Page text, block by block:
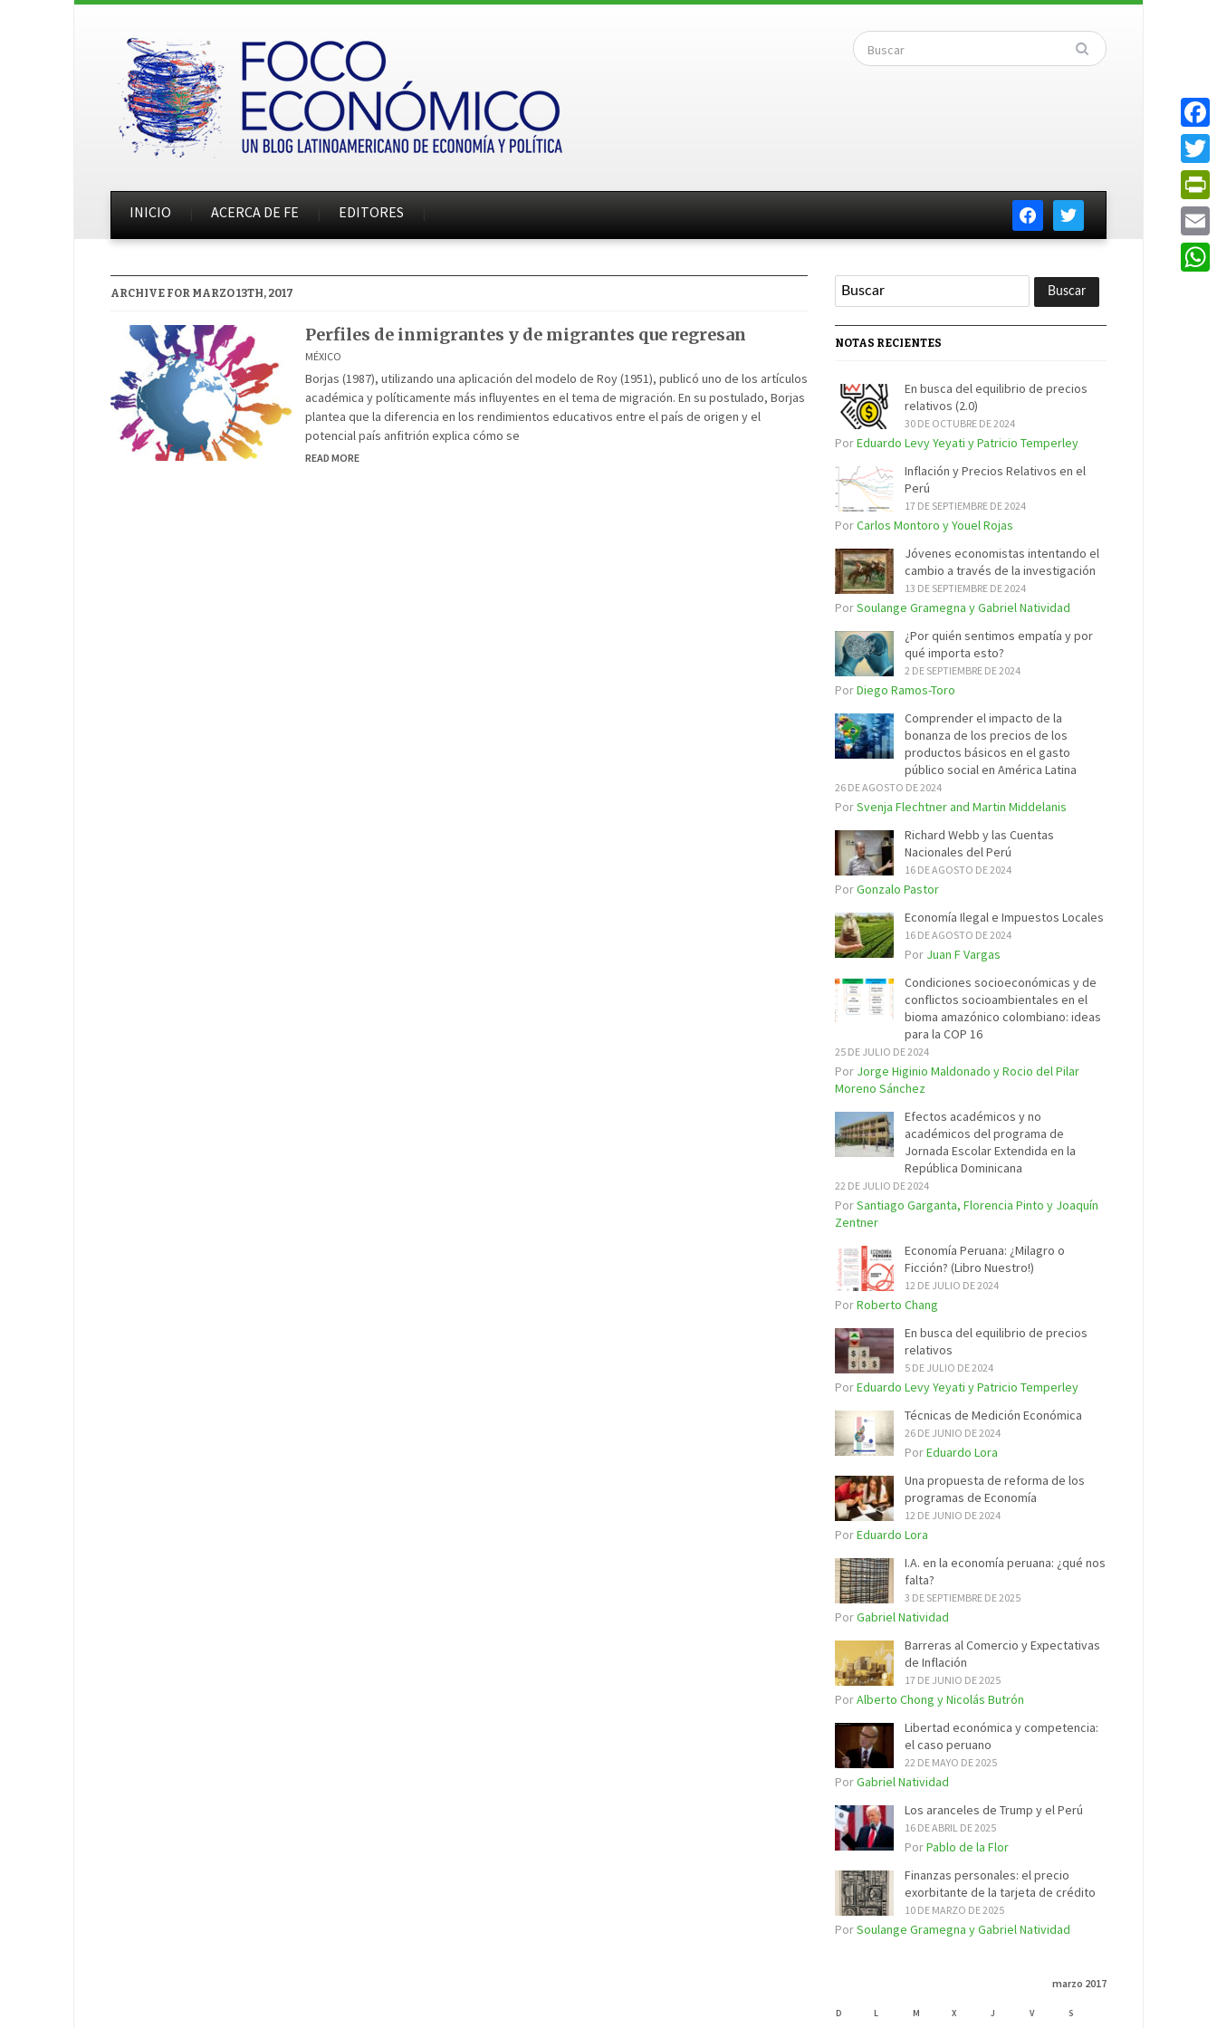
facebooktwitter
INICIO ACERCA DE FE EDITORES
ARCHIVE FOR MARZO 13TH, 2017
Perfiles de inmigrantes y de migrantes que regresan
MÉXICO
Borjas (1987), utilizando una aplicación del modelo de Roy (1951), publicó uno de los artículos
académica y políticamente más influyentes en el tema de migración. En su postulado, Borjas
plantea que la diferencia en los rendimientos educativos entre el país de origen y el
potencial país anfitrión explica cómo se
READ MORE
NOTAS RECIENTES
En busca del equilibrio de precios
relativos (2.0)
30 DE OCTUBRE DE 2024
PorEduardo Levy Yeyati y Patricio Temperley
Inflación y Precios Relativos en el
Perú
17 DE SEPTIEMBRE DE 2024
PorCarlos Montoro y Youel Rojas
Jóvenes economistas intentando el
cambio a través de la investigación
13 DE SEPTIEMBRE DE 2024
PorSoulange Gramegna y Gabriel Natividad
¿Por quién sentimos empatía y por
qué importa esto?
2 DE SEPTIEMBRE DE 2024
PorDiego Ramos-Toro
Comprender el impacto de la
bonanza de los precios de los
productos básicos en el gasto
público social en América Latina
26 DE AGOSTO DE 2024
PorSvenja Flechtner and Martin Middelanis
Richard Webb y las Cuentas
Nacionales del Perú
16 DE AGOSTO DE 2024
PorGonzalo Pastor
Economía Ilegal e Impuestos Locales
16 DE AGOSTO DE 2024
Por Juan F Vargas
Condiciones socioeconómicas y de
conflictos socioambientales en el
bioma amazónico colombiano: ideas
para la COP 16
25 DE JULIO DE 2024
Por Jorge Higinio Maldonado y Rocio del Pilar
Moreno Sánchez
Efectos académicos y no
académicos del programa de
Jornada Escolar Extendida en la
República Dominicana
22 DE JULIO DE 2024
PorSantiago Garganta, Florencia Pinto y Joaquín
Zentner
Economía Peruana: ¿Milagro o
Ficción? (Libro Nuestro!)
12 DE JULIO DE 2024
PorRoberto Chang
En busca del equilibrio de precios
relativos
5 DE JULIO DE 2024
PorEduardo Levy Yeyati y Patricio Temperley
Técnicas de Medición Económica
26 DE JUNIO DE 2024
PorEduardo Lora
Una propuesta de reforma de los
programas de Economía
12 DE JUNIO DE 2024
PorEduardo Lora
I.A. en la economía peruana: ¿qué nos
falta?
3 DE SEPTIEMBRE DE 2025
PorGabriel Natividad
Barreras al Comercio y Expectativas
de Inflación
17 DE JUNIO DE 2025
PorAlberto Chong y Nicolás Butrón
Libertad económica y competencia:
el caso peruano
22 DE MAYO DE 2025
PorGabriel Natividad
Los aranceles de Trump y el Perú
16 DE ABRIL DE 2025
PorPablo de la Flor
Finanzas personales: el precio
exorbitante de la tarjeta de crédito
10 DE MARZO DE 2025
PorSoulange Gramegna y Gabriel Natividad
marzo 2017
D L M X J V S
Email